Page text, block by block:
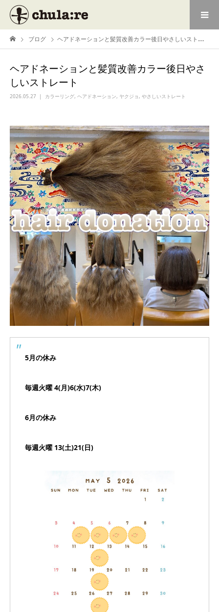
ブログ ヘアドネーションと髪質改善カラー後日やさしいストレート
ヘアドネーションと髪質改善カラー後日やさ
しいストレート
2026.05.27 カラーリング, ヘアドネーション, ヤクジョ, やさしいストレート
5月の休み
毎週火曜 4(月)6(水)7(木)
6月の休み
毎週火曜 13(土)21(日)